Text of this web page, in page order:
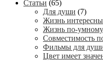
Статьи (65)
Для души (7)
Жизнь
Жизнь по-умному
Совместимость
Фильмы для
Цвет имеет